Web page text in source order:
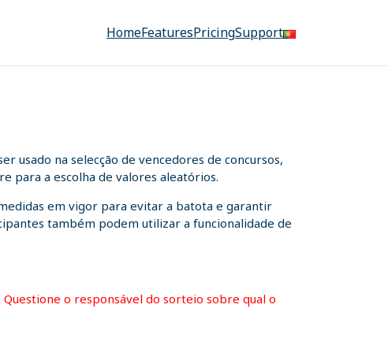
HomeFeaturesPricingSupport
usado na selecção de vencedores de concursos,
para a escolha de valores aleatórios.
em vigor para evitar a batota e garantir
também podem utilizar a funcionalidade de
o responsável do sorteio sobre qual o